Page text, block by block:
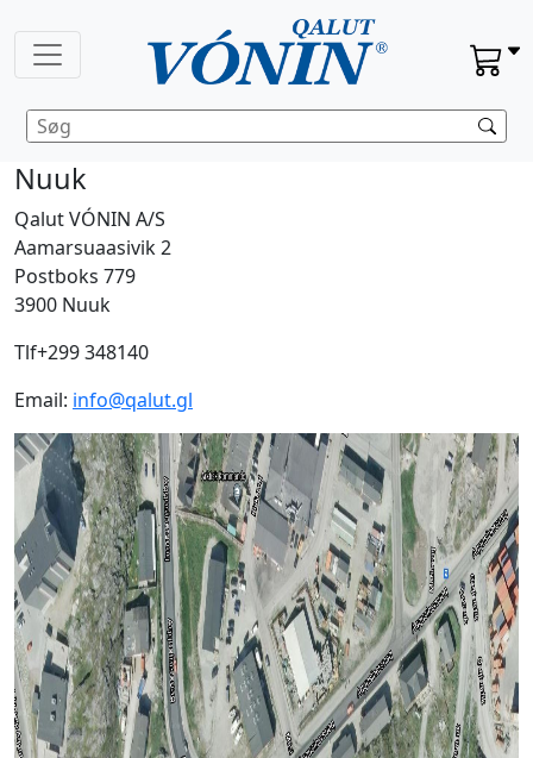
Nuuk
Qalut VÓNIN A/S
Aamarsuaasivik 2
Postboks 779
3900 Nuuk
Tlf+299 348140
Email: info@qalut.gl